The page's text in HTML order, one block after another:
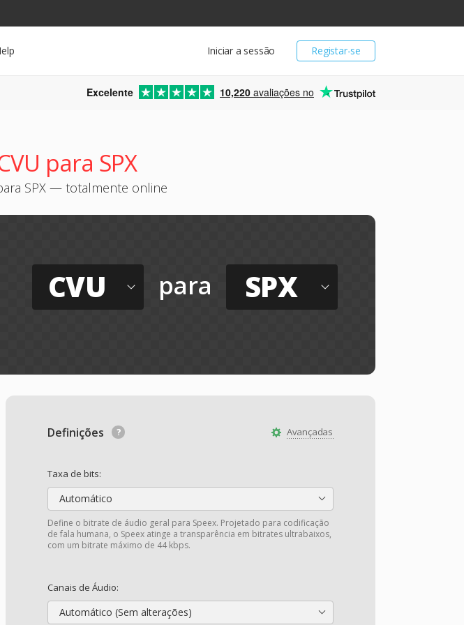
Registar-se
Iniciar a sessão
Excelente 10,220 avaliações no
para SPX
SPX — totalmente online
CVU para SPX
Avançadas
Definições
Taxa de bits:
Automático
Define o bitrate de áudio geral para Speex. Projetado para codificação
de fala humana, o Speex atinge a transparência em bitrates ultrabaixos,
com um bitrate máximo de 44 kbps.
Canais de Áudio:
Automático (Sem alterações)